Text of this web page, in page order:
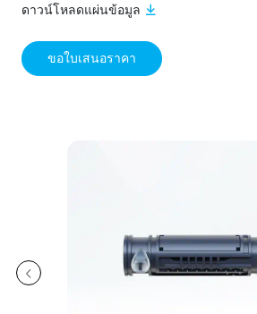
ดาวน์โหลดแผ่นข้อมูล
ขอใบเสนอราคา